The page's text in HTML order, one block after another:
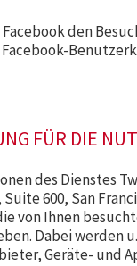
Facebook den
FÜR DIE
des Dienstes
600, San
von Ihnen
Dabei werden
Geräte- und